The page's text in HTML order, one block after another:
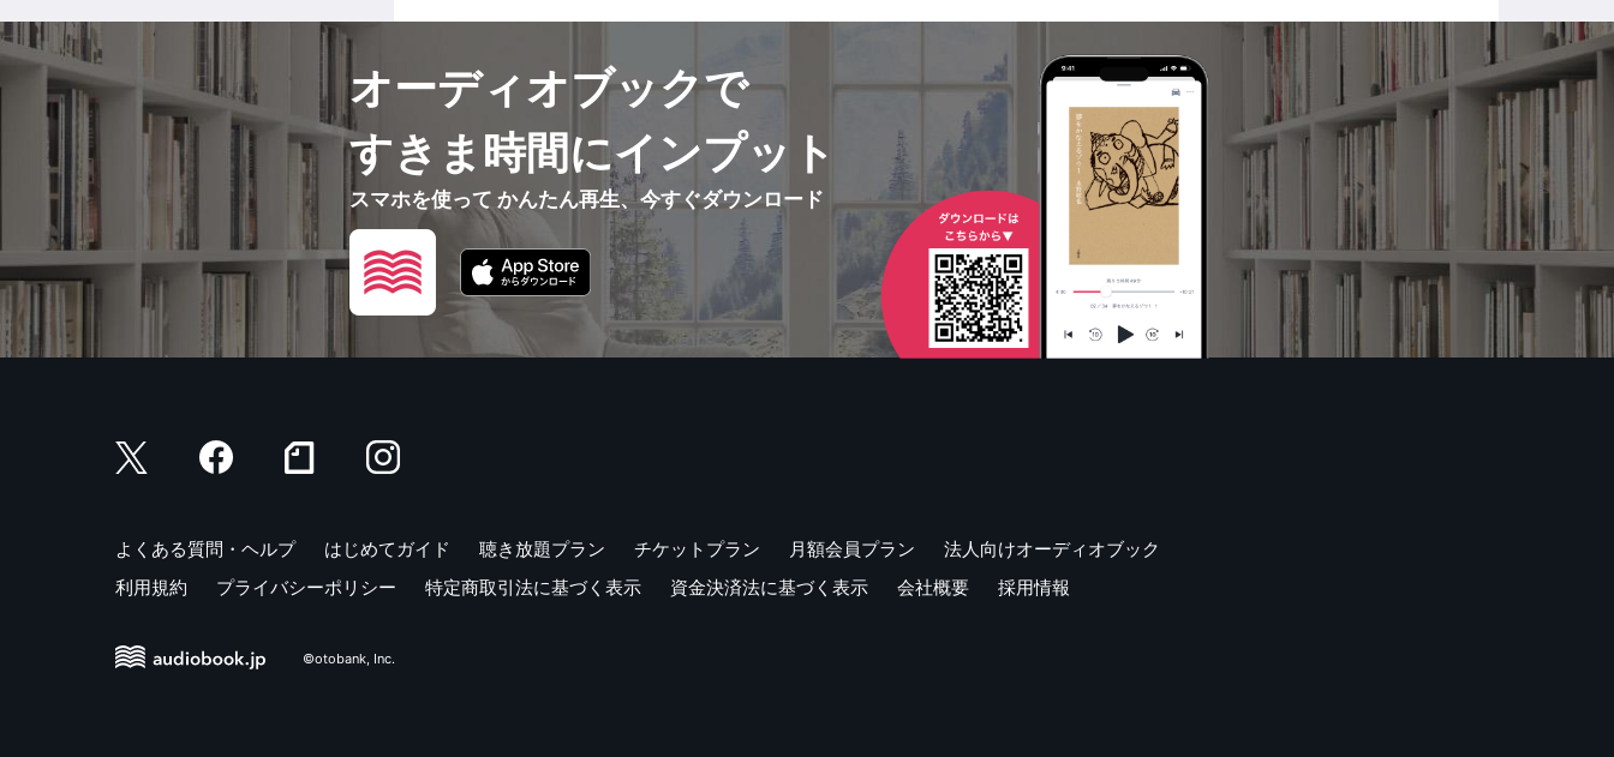
オーディオブックで
すきま時間にインプット
スマホを使って かんたん再生、今すぐダウンロード
よくある質問・ヘルプ はじめてガイド 聴き放題プラン チケットプラン 月額会員プラン
法人向けオーディオブック
利用規約
プライバシーポリシー 特定商取引法に基づく表示 資金決済法に基づく表示 会社概要 採用情報
©otobank, Inc.